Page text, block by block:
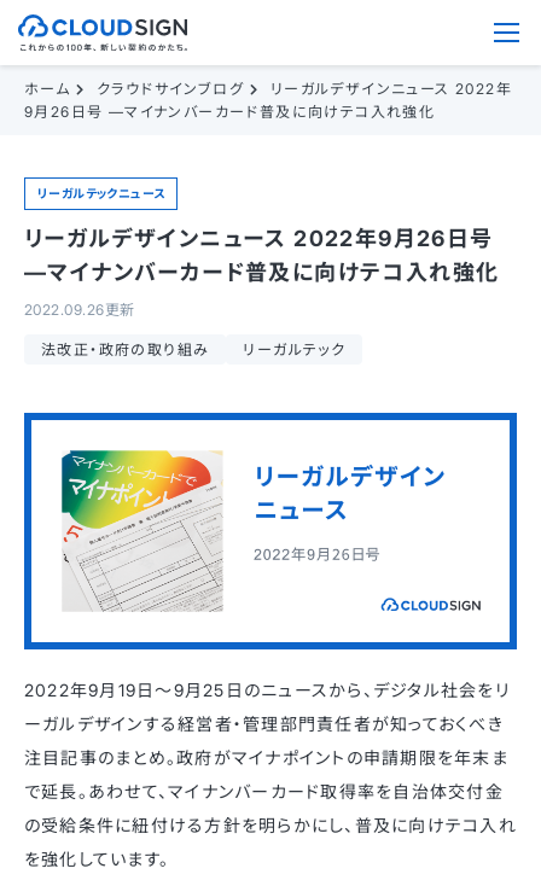
ホーム クラウドサインブログ
リーガルデザインニュース 2022年
9月26日号 —マイナンバーカード普及に向けテコ入れ強化
リーガルテックニュース
リーガルデザインニュース 2022年9月26日号
—マイナンバーカード普及に向けテコ入れ強化
2022.09.26更新
法改正・政府の取り組み リーガルテック
2022年9月19日〜9月25日のニュースから、デジタル社会をリ
ーガルデザインする経営者・管理部門責任者が知っておくべき
注目記事のまとめ。政府がマイナポイントの申請期限を年末ま
で延長。あわせて、マイナンバーカード取得率を自治体交付金
の受給条件に紐付ける方針を明らかにし、普及に向けテコ入れ
を強化しています。